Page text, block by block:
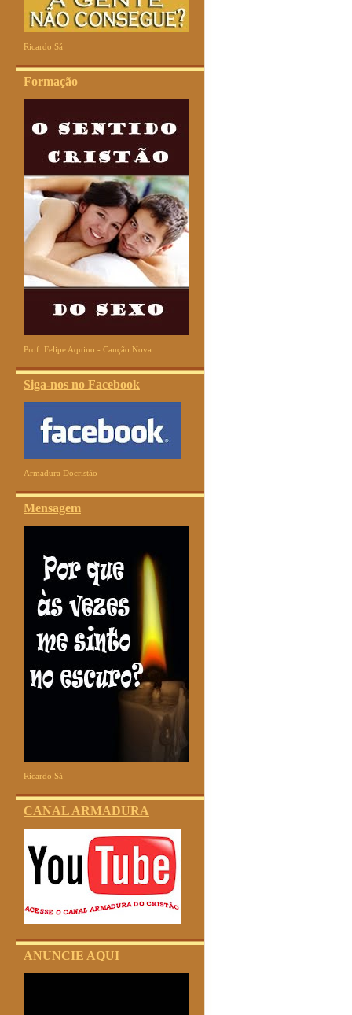
Ricardo Sá
Formação
Prof. Felipe Aquino - Canção Nova
Siga-nos no Facebook
Armadura Docristão
Mensagem
Ricardo Sá
CANAL ARMADURA
ANUNCIE AQUI